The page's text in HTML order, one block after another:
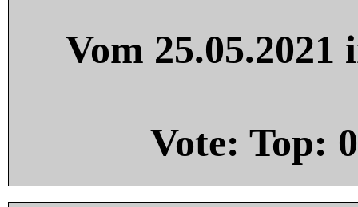
Vom
Vote: Top: 0